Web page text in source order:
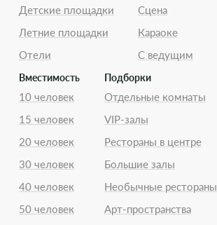
Детские площадки
Летние площадки
Отели
Сцена
Караоке
С ведущим
Вместимость
10 человек
15 человек
20 человек
30 человек
40 человек
50 человек
Подборки
Отдельные комнаты
VIP-залы
Рестораны в центре
Большие залы
Необычные рестораны
Арт-пространства